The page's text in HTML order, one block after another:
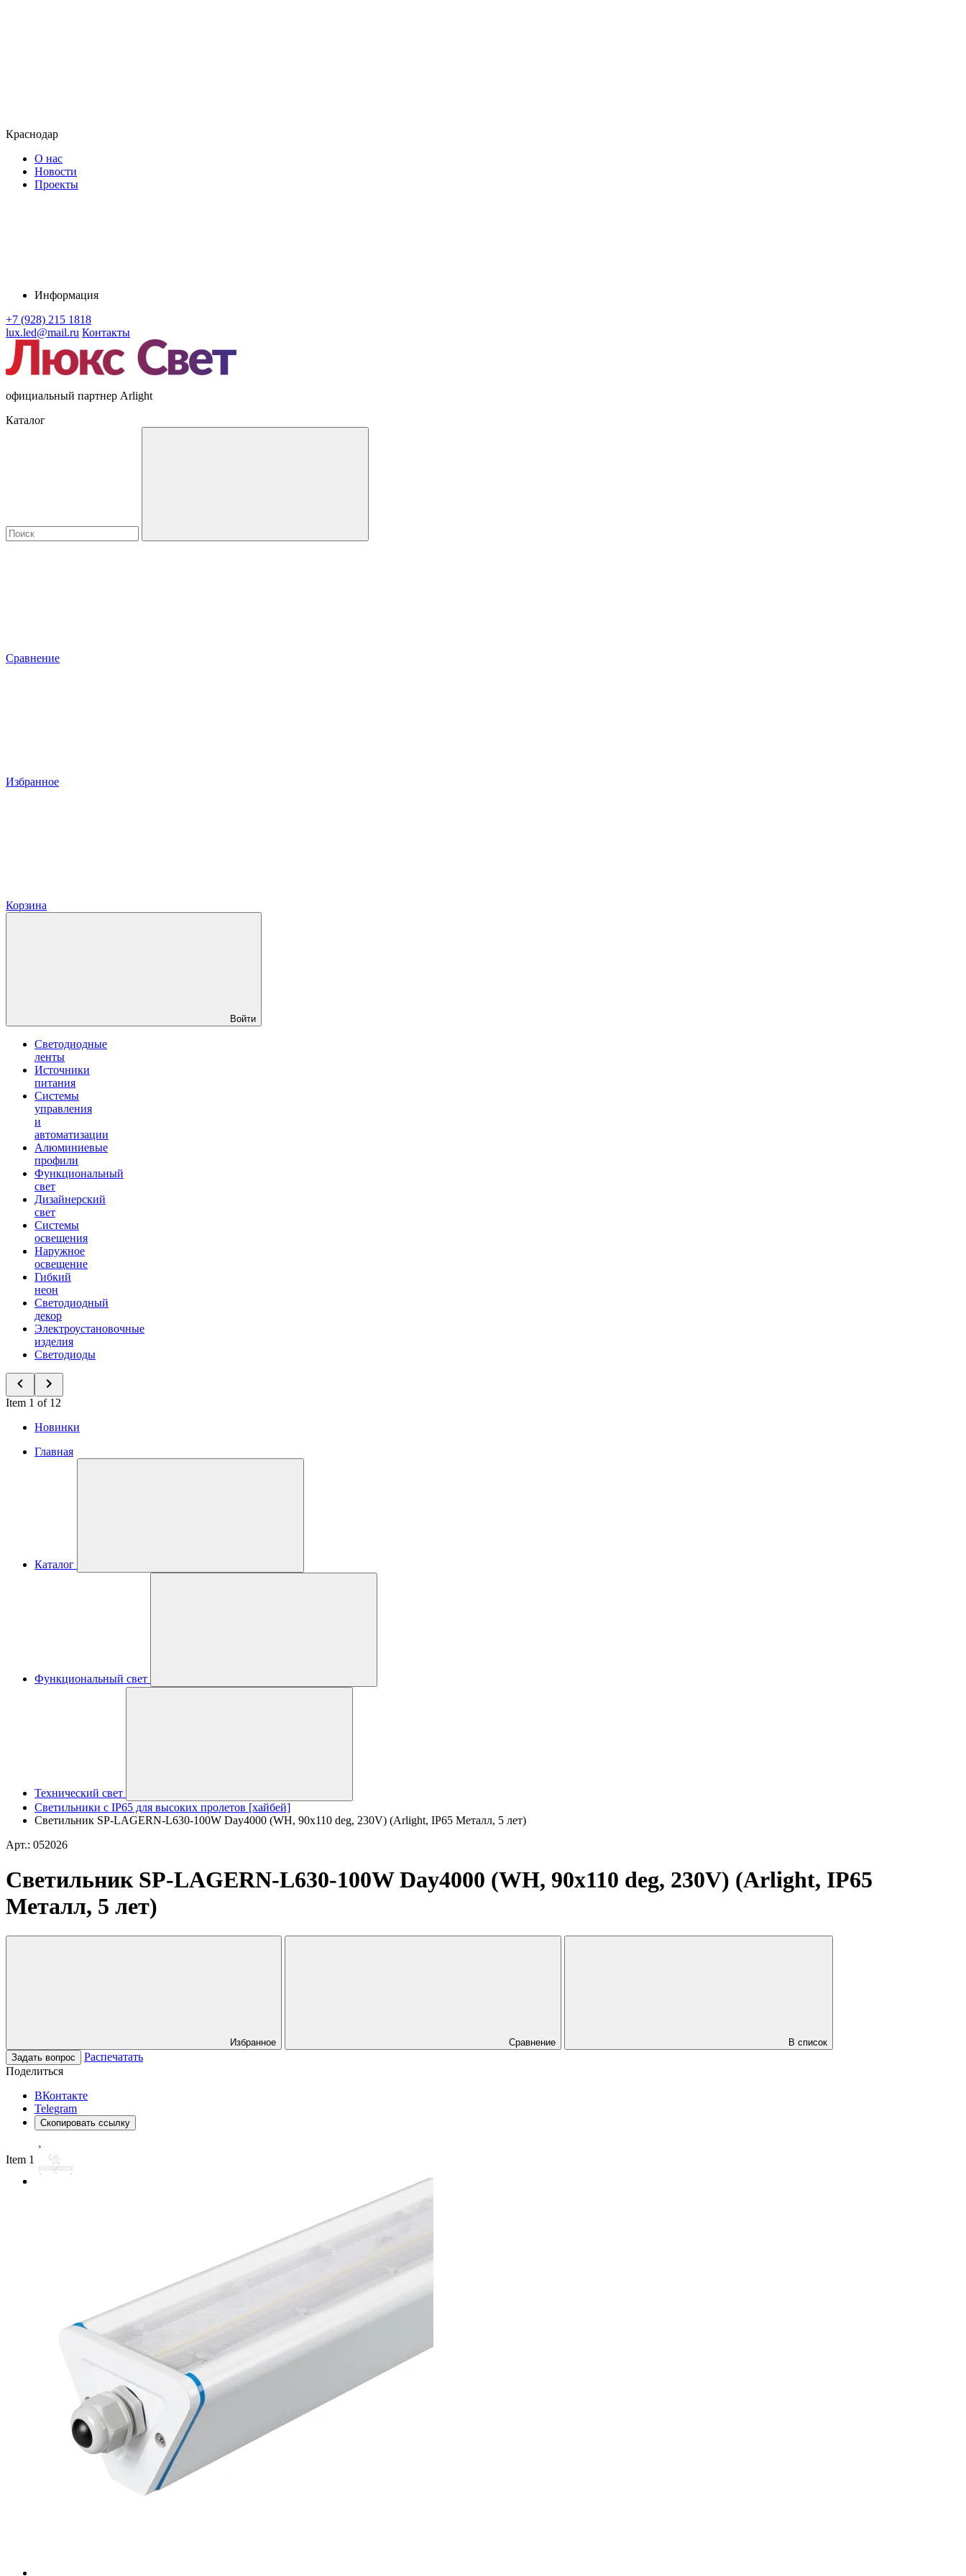
Краснодар
О нас
Новости
Проекты
Информация
+7 (928) 215 1818
lux.led@mail.ru Контакты
официальный партнер Arlight
Каталог
Сравнение
Избранное
Корзина
Войти
Светодиодные
ленты
Источники
питания
Системы
управления
и
автоматизации
Алюминиевые
профили
Функциональный
свет
Дизайнерский
свет
Системы
освещения
Наружное
освещение
Гибкий
неон
Светодиодный
декор
Электроустановочные
изделия
Светодиоды
Item 1 of 12
Новинки
Главная
Каталог
Функциональный свет
Технический свет
Светильники с IP65 для высоких пролетов [хайбей]
Светильник SP-LAGERN-L630-100W Day4000 (WH, 90х110 deg, 230V) (Arlight, IP65 Металл, 5 лет)
Арт.: 052026
Светильник SP-LAGERN-L630-100W Day4000 (WH, 90х110 deg, 230V) (Arlight, IP65
Металл, 5 лет)
Избранное Сравнение
В список
Задать вопрос
Распечатать
Поделиться
ВКонтакте
Telegram
Скопировать ссылку
Item 1 of 3